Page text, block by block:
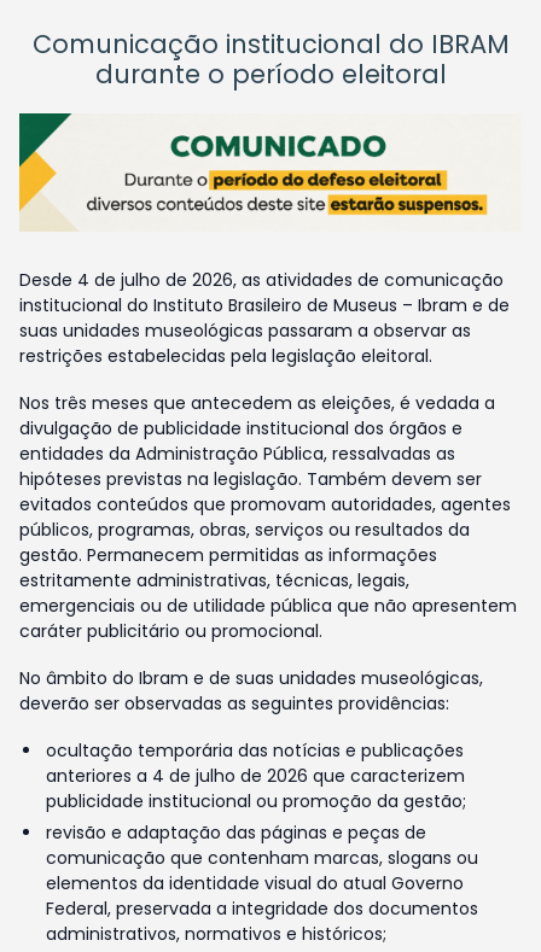
Comunicação institucional do IBRAM
durante o período eleitoral
Desde 4 de julho de 2026, as atividades de comunicação
institucional do Instituto Brasileiro de Museus – Ibram e de
suas unidades museológicas passaram a observar as
restrições estabelecidas pela legislação eleitoral.
Nos três meses que antecedem as eleições, é vedada a
divulgação de publicidade institucional dos órgãos e
entidades da Administração Pública, ressalvadas as
hipóteses previstas na legislação. Também devem ser
evitados conteúdos que promovam autoridades, agentes
públicos, programas, obras, serviços ou resultados da
gestão. Permanecem permitidas as informações
estritamente administrativas, técnicas, legais,
emergenciais ou de utilidade pública que não apresentem
caráter publicitário ou promocional.
No âmbito do Ibram e de suas unidades museológicas,
deverão ser observadas as seguintes providências:
ocultação temporária das notícias e publicações
anteriores a 4 de julho de 2026 que caracterizem
publicidade institucional ou promoção da gestão;
revisão e adaptação das páginas e peças de
comunicação que contenham marcas, slogans ou
elementos da identidade visual do atual Governo
Federal, preservada a integridade dos documentos
administrativos, normativos e históricos;